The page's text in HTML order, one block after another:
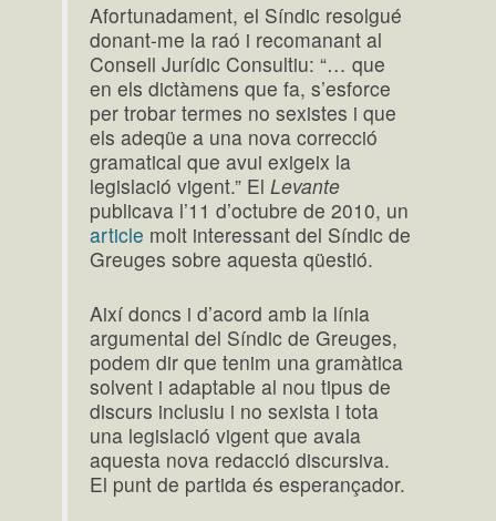
Afortunadament, el Síndic resolgué
donant-me la raó i recomanant al
Consell Jurídic Consultiu: “… que
en els dictàmens que fa, s’esforce
per trobar termes no sexistes i que
els adeqüe a una nova correcció
gramatical que avui exigeix la
legislació vigent.” ElLevante
publicava l’11 d’octubre de 2010, un
article molt interessant del Síndic de
Greuges sobre aquesta qüestió.
Així doncs i d’acord amb la línia
argumental del Síndic de Greuges,
podem dir que tenim una gramàtica
solvent i adaptable al nou tipus de
discurs inclusiu i no sexista i tota
una legislació vigent que avala
aquesta nova redacció discursiva.
El punt de partida és esperançador.